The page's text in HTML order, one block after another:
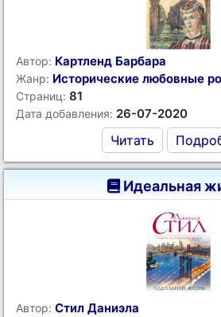
Автор: Картленд Барбара
Жанр: Исторические любовные
Страниц: 81
Дата добавления: 26-07-2020
Читать
Идеальная
Автор: Стил Даниэла